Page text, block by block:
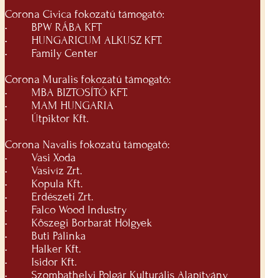
Corona Civica fokozatú támogató:
•
BPW RÁBA KFT
•
HUNGARICUM ALKUSZ KFT.
•
Family Center
Corona Muralis fokozatú támogató:
•
MBA BIZTOSÍTÓ KFT.
•
MAM HUNGARIA
•
Útpiktor Kft.
Corona Navalis fokozatú támogató:
•
Vasi Xoda
•
Vasivíz Zrt.
•
Kopula Kft.
•
Erdészeti Zrt.
•
Falco Wood Industry
•
Kőszegi Borbarát Hölgyek
•
Buti Pálinka
•
Halker Kft.
•
Isidor Kft.
•
Szombathelyi Polgár Kulturális Alapítvány